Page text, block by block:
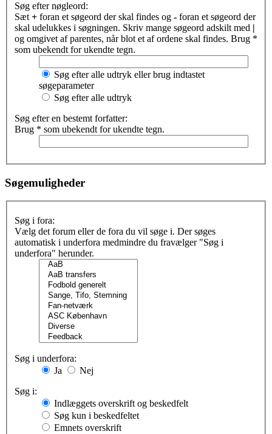
Søg efter nøgleord:
Sæt + foran et søgeord der skal findes og - foran et søgeord der
skal udelukkes i søgningen. Skriv mange søgeord adskilt med |
og omgivet af parentes, når blot et af ordene skal findes. Brug *
som ubekendt for ukendte tegn.
Søg efter alle udtryk eller brug indtastet
søgeparameter
Søg efter alle udtryk
Søg efter en bestemt forfatter:
Brug * som ubekendt for ukendte tegn.
Søgemuligheder
Søg i fora:
Vælg det forum eller de fora du vil søge i. Der søges
automatisk i underfora medmindre du fravælger "Søg i
underfora" herunder.
Søg i underfora:
Ja
Nej
Søg i:
Indlæggets overskrift og beskedfelt
Søg kun i beskedfeltet
Emnets overskrift